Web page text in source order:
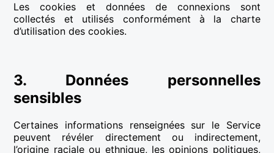
Les cookies et données de connexions sont
collectés et utilisés conformément à la charte
d’utilisation des cookies.
3. Données personnelles
sensibles
Certaines informations renseignées sur le Service
peuvent révéler directement ou indirectement,
l’origine raciale ou ethnique, les opinions politiques,